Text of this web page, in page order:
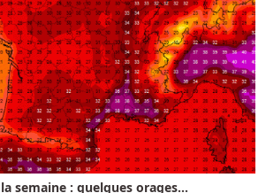
semaine : quelques orages...